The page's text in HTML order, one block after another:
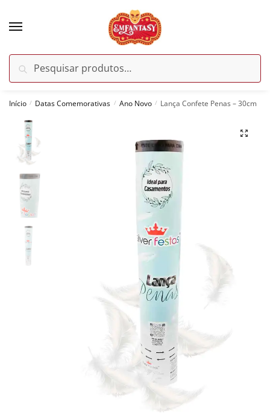
por:
Pesquisar
Início / Datas Comemorativas / Ano Novo / Lança Confete Penas – 30cm